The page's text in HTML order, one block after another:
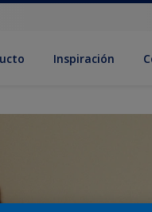
Inspiración